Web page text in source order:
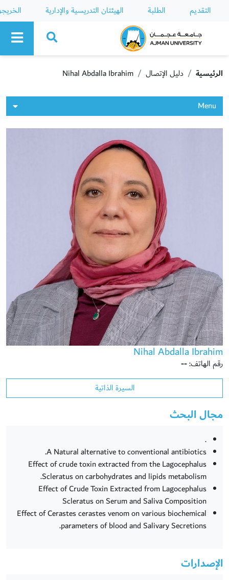
التقديم الطلبة الهيئتان التدريسية والإدارية
Ajman University
الرئيسية دليل الإتصال Nihal Abdalla Ibrahim
Menu
Nihal Abdalla Ibrahim
رقم الهاتف:--
السيرة الذاتية
مجال البحث
.
A Natural alternative to conventional antibiotics.
Effect of crude toxin extracted from the Lagocephalus
Scleratus on carbohydrates and lipids metabolism.
Effect of Crude Toxin Extracted from Lagocephalus
Scleratus on Serum and Saliva Composition
Effect of Cerastes cerastes venom on various biochemical
parameters of blood and Salivary Secretions.
الإصدارات